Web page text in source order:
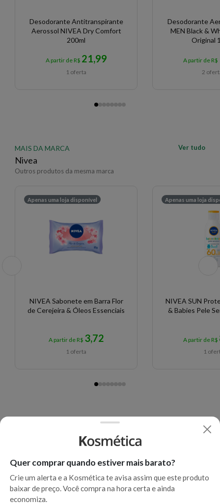
Desodorante Antitranspirante
Aerossol NIVEA Dry Comfort
200ml
A partir de R$ 21,99
1 oferta
Desodorante
MEN Black &
Original
A partir de R$
2
MAIS DA MARCA
Nivea
Outros produtos da mesma marca
Ver tudo
Apenas uma loja disponível
NIVEA Sabonete em Barra Flor
de Cerejeira & Óleos Essenciais
A partir de R$ 3,72
1 oferta
Apenas uma loja
NIVEA SUN
& Babies Pele
A partir de R$
1
Quer comprar quando estiver mais barato?
Crie um alerta e a Kosmética te avisa assim que este produto
baixar de preço. Você compra na hora certa e ainda
economiza.